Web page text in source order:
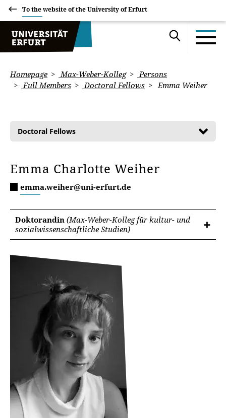
To the website of the University of Erfurt
Homepage Max-Weber-Kolleg
Persons
Full Members
Doctoral Fellows Emma Weiher
Doctoral Fellows
Emma Charlotte Weiher
emma.weiher@uni-erfurt.de
Doktorandin (Max-Weber-Kolleg für kultur- und
sozialwissenschaftliche Studien)